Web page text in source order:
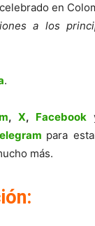
celebrado en
a los
.
, X, Facebook
para
más.